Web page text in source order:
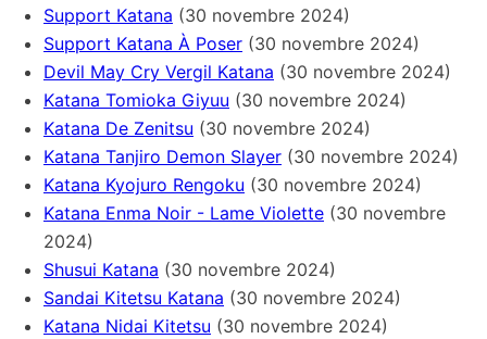
Support Katana (30 novembre 2024)
Support Katana À Poser (30 novembre 2024)
Devil May Cry Vergil Katana (30 novembre 2024)
Katana Tomioka Giyuu (30 novembre 2024)
Katana De Zenitsu (30 novembre 2024)
Katana Tanjiro Demon Slayer (30 novembre 2024)
Katana Kyojuro Rengoku (30 novembre 2024)
Katana Enma Noir - Lame Violette (30 novembre
2024)
Shusui Katana (30 novembre 2024)
Sandai Kitetsu Katana (30 novembre 2024)
Katana Nidai Kitetsu (30 novembre 2024)